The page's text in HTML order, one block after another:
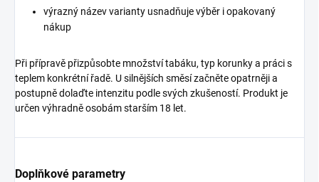
výrazný název varianty usnadňuje výběr i opakovaný
nákup
Při přípravě přizpůsobte množství tabáku, typ korunky a práci s
teplem konkrétní řadě. U silnějších směsí začněte opatrněji a
postupně dolaďte intenzitu podle svých zkušeností. Produkt je
určen výhradně osobám starším 18 let.
Doplňkové parametry